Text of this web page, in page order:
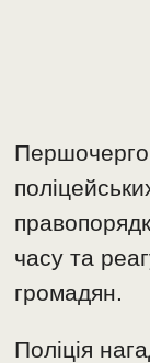
часу та
громадян.
Поліція